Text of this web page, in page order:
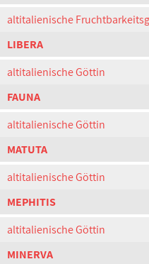
altitalienische
LIBERA
altitalienische Göttin
FAUNA
altitalienische Göttin
MATUTA
altitalienische Göttin
MEPHITIS
altitalienische Göttin
MINERVA